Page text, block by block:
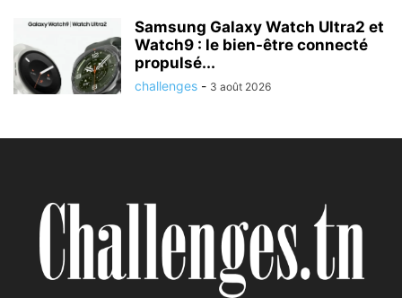
Samsung Galaxy Watch Ultra2 et
Watch9 : le bien-être connecté
propulsé...
challenges - 3 août 2026